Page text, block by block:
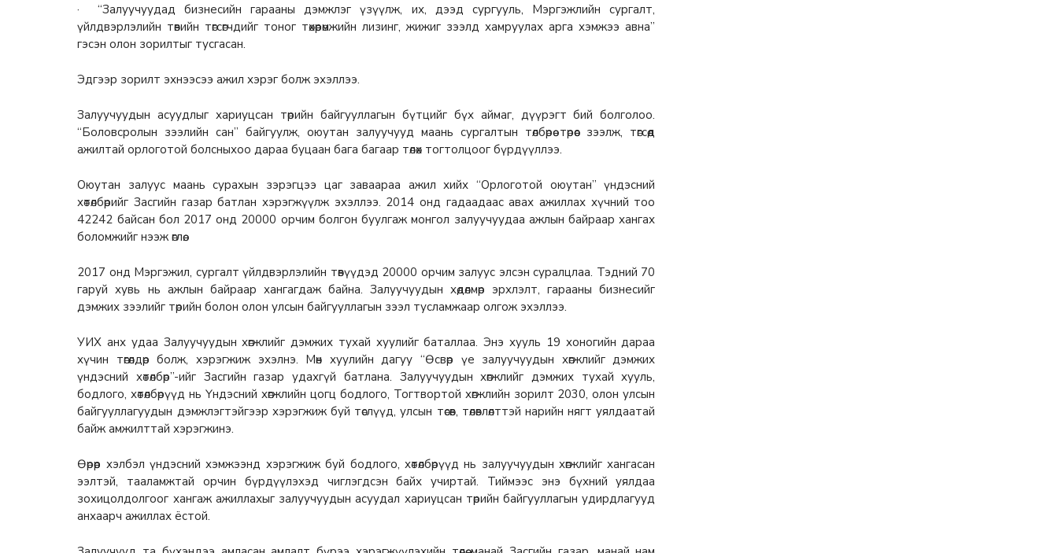
· “Залуучуудад бизнесийн гарааны дэмжлэг үзүүлж, их, дээд сургууль, Мэргэжлийн сургалт,
үйлдвэрлэлийн төвийн төгсөгчдийг тоног төхөөрөмжийн лизинг, жижиг зээлд хамруулах арга хэмжээ авна”
гэсэн олон зорилтыг тусгасан.
Эдгээр зорилт эхнээсээ ажил хэрэг болж эхэллээ.
Залуучуудын асуудлыг хариуцсан төрийн байгууллагын бүтцийг бүх аймаг, дүүрэгт бий болголоо.
“Боловсролын зээлийн сан” байгуулж, оюутан залуучууд маань сургалтын төлбөрөө төрөөс зээлж, төгсөөд
ажилтай орлоготой болсныхоо дараа буцаан бага багаар төлөх тогтолцоог бүрдүүллээ.
Оюутан залуус маань сурахын зэрэгцээ цаг заваараа ажил хийх “Орлоготой оюутан” үндэсний
хөтөлбөрийг Засгийн газар батлан хэрэгжүүлж эхэллээ. 2014 онд гадаадаас авах ажиллах хүчний тоо
42242 байсан бол 2017 онд 20000 орчим болгон буулгаж монгол залуучуудаа ажлын байраар хангах
боломжийг нээж өглөө.
2017 онд Мэргэжил, сургалт үйлдвэрлэлийн төвүүдэд 20000 орчим залуус элсэн суралцлаа. Тэдний 70
гаруй хувь нь ажлын байраар хангагдаж байна. Залуучуудын хөдөлмөр эрхлэлт, гарааны бизнесийг
дэмжих зээлийг төрийн болон олон улсын байгууллагын зээл тусламжаар олгож эхэллээ.
УИХ анх удаа Залуучуудын хөгжлийг дэмжих тухай хуулийг баталлаа. Энэ хууль 19 хоногийн дараа
хүчин төгөлдөр болж, хэрэгжиж эхэлнэ. Мөн хуулийн дагуу “Өсвөр үе залуучуудын хөгжлийг дэмжих
үндэсний хөтөлбөр”-ийг Засгийн газар удахгүй батлана. Залуучуудын хөгжлийг дэмжих тухай хууль,
бодлого, хөтөлбөрүүд нь Үндэсний хөгжлийн цогц бодлого, Тогтвортой хөгжлийн зорилт 2030, олон улсын
байгууллагуудын дэмжлэгтэйгээр хэрэгжиж буй төслүүд, улсын төсөв, төлөвлөлттэй нарийн нягт уялдаатай
байж амжилттай хэрэгжинэ.
Өөрөөр хэлбэл үндэсний хэмжээнд хэрэгжиж буй бодлого, хөтөлбөрүүд нь залуучуудын хөгжлийг хангасан
ээлтэй, тааламжтай орчин бүрдүүлэхэд чиглэгдсэн байх учиртай. Тиймээс энэ бүхний уялдаа
зохицолдолгоог хангаж ажиллахыг залуучуудын асуудал хариуцсан төрийн байгууллагын удирдлагууд
анхаарч ажиллах ёстой.